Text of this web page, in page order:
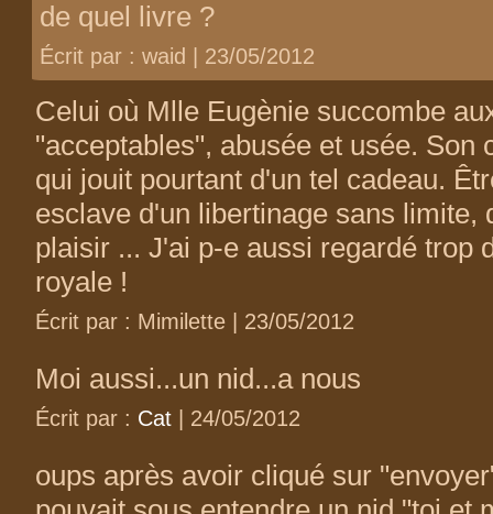
de quel livre ?
Écrit par : waid | 23/05/2012
Celui où Mlle Eugènie succombe
"acceptables", abusée et usée. Son
qui jouit pourtant d'un tel cadeau.
esclave d'un libertinage sans limite,
plaisir ... J'ai p-e aussi regardé trop
royale !
Écrit par : Mimilette | 23/05/2012
Moi aussi...un nid...a nous
Écrit par : Cat | 24/05/2012
oups après avoir cliqué sur